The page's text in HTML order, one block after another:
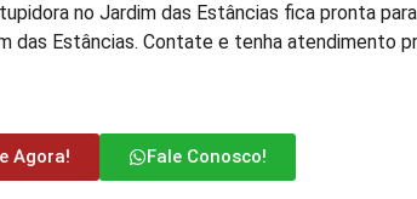
no Jardim das Estâncias fica pronta
das Estâncias. Contate e tenha atendimento
Agora! Fale Conosco!